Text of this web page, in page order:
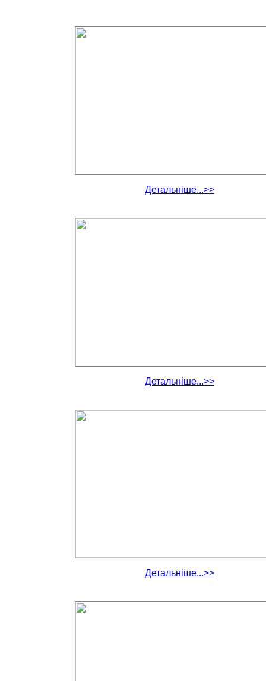
Детальніше...>>
Детальніше...>>
Детальніше...>>